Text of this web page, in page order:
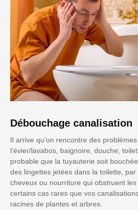
Débouchage canalisation
Il arrive qu'on rencontre des problèmes
l’évier/lavabos, baignoire, douche,
probable que la tuyauterie soit
des lingettes jetées dans la toilette,
cheveux ou nourriture qui obstruent
certains cas rares que vos
racines de plantes et arbres.